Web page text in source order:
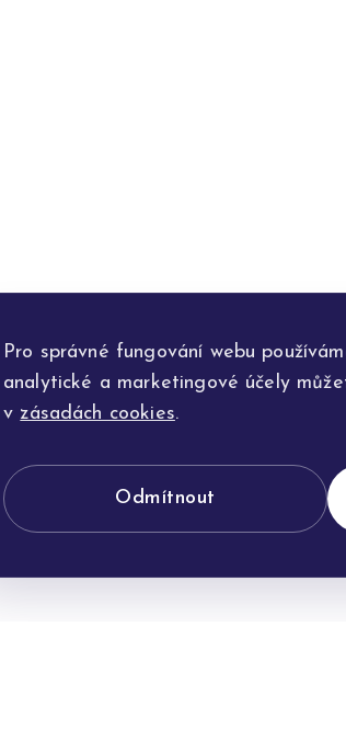
Pro správné fungování webu
analytické a marketingové účely
v zásadách cookies.
Odmítnout